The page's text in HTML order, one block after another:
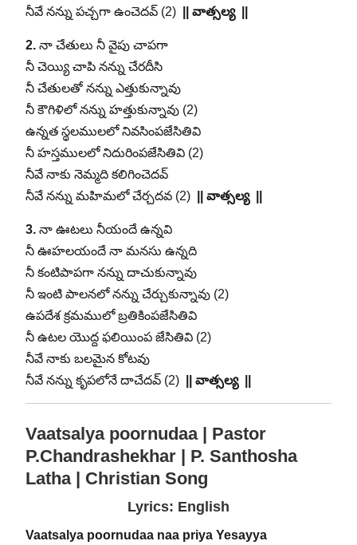
నీవే నన్ను పచ్చగా ఉంచెదవ్ (2)
|| వాత్సల్య ||
2.నా చేతులు నీ వైపు చాపగా
నీ చెయ్యి చాపి నన్ను చేరదీసి
నీ చేతులతో నన్ను ఎత్తుకున్నావు
నీ కౌగిళిలో నన్ను హత్తుకున్నావు (2)
ఉన్నత స్థలములలో నివసింపజేసితివి
నీ హస్తములలో నిదురింపజేసితివి (2)
నీవే నాకు నెమ్మది కలిగించెదవ్
నీవే నన్ను మహిమలో చేర్చదవ (2)
|| వాత్సల్య ||
3. నా ఊటలు నీయందే ఉన్నవి
నీ ఊహలయందే నా మనసు ఉన్నది
నీ కంటిపాపగా నన్ను దాచుకున్నావు
నీ ఇంటి పాలనలో నన్ను చేర్చుకున్నావు (2)
ఉపదేశ క్రమములో బ్రతికింపజేసితివి
నీ ఉటల యొద్ద ఫలియింప జేసితివి (2)
నీవే నాకు బలమైన కోటవు
నీవే నన్ను కృపలోనే దాచేదవ్ (2)
|| వాత్సల్య ||
Vaatsalya poornudaa | Pastor
P.Chandrashekhar | P. Santhosha
Latha | Christian Song
Lyrics: English
Vaatsalya poornudaa naa priya Yesayya